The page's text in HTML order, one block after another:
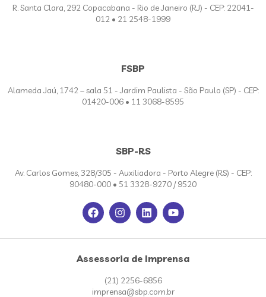
R. Santa Clara, 292 Copacabana - Rio de Janeiro (RJ) - CEP: 22041-
012 • 21 2548-1999
FSBP
Alameda Jaú, 1742 – sala 51 - Jardim Paulista - São Paulo (SP) - CEP:
01420-006 • 11 3068-8595
SBP-RS
Av. Carlos Gomes, 328/305 - Auxiliadora - Porto Alegre (RS) - CEP:
90480-000 • 51 3328-9270 / 9520
Assessoria de Imprensa
(21) 2256-6856
imprensa@sbp.com.br